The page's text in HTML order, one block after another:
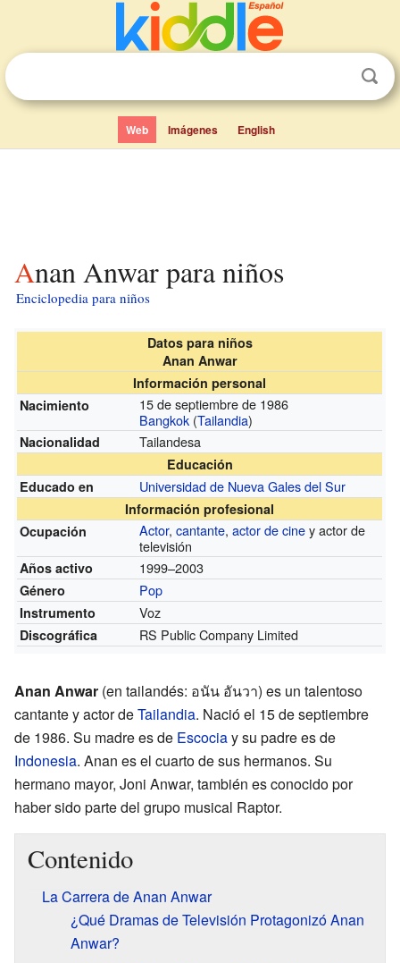
Web Imágenes English
Anan Anwar para niños
Enciclopedia para niños
Datos para niños
Anan Anwar
Información personal
Nacimiento
15 de septiembre de 1986
Bangkok (Tailandia)
Nacionalidad Tailandesa
Educación
Educado en
Universidad de Nueva Gales del Sur
Información profesional
Ocupación
Actor,cantante,actor de ciney actor de
televisión
Años activo 1999–2003
Género Pop
Instrumento Voz
Discográfica RS Public Company Limited
Anan Anwar (en tailandés: อนัน อันวา) es un talentoso
cantante y actor deTailandia. Nació el 15 de septiembre
de 1986. Su madre es de Escociay su padre es de
Indonesia. Anan es el cuarto de sus hermanos. Su
hermano mayor, Joni Anwar, también es conocido por
haber sido parte del grupo musical Raptor.
Contenido
La Carrera de Anan Anwar
¿Qué Dramas de Televisión Protagonizó Anan
Anwar?